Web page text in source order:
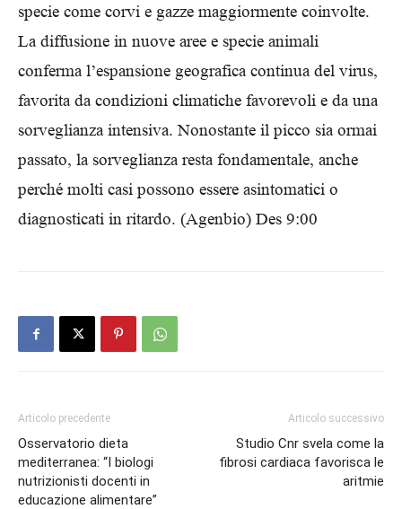
specie come corvi e gazze maggiormente coinvolte.
La diffusione in nuove aree e specie animali
conferma l’espansione geografica continua del virus,
favorita da condizioni climatiche favorevoli e da una
sorveglianza intensiva. Nonostante il picco sia ormai
passato, la sorveglianza resta fondamentale, anche
perché molti casi possono essere asintomatici o
diagnosticati in ritardo. (Agenbio) Des 9:00
Articolo precedente
Osservatorio dieta
mediterranea: “I biologi
nutrizionisti docenti in
educazione alimentare”
Articolo successivo
Studio Cnr svela come la
fibrosi cardiaca favorisca le
aritmie